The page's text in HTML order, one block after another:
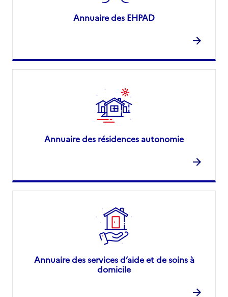
Annuaire des EHPAD
Annuaire des résidences autonomie
Annuaire des services d’aide et de soins à
domicile